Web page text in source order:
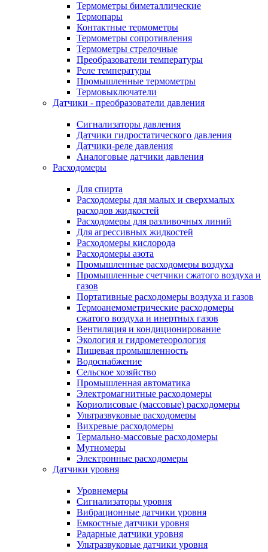
Термометры биметаллические
Термопары
Контактные термометры
Термометры сопротивления
Термометры стрелочные
Преобразователи температуры
Реле температуры
Промышленные термометры
Термовыключатели
Датчики - преобразователи давления
Сигнализаторы давления
Датчики гидростатического давления
Датчики-реле давления
Аналоговые датчики давления
Расходомеры
Для спирта
Расходомеры для малых и сверхмалых
расходов жидкостей
Расходомеры для разливочных линий
Для агрессивных жидкостей
Расходомеры кислорода
Расходомеры азота
Промышленные расходомеры воздуха
Промышленные счетчики сжатого воздуха и
газов
Портативные расходомеры воздуха и газов
Термоанемометрические расходомеры
сжатого воздуха и инертных газов
Вентиляция и кондиционирование
Экология и гидрометеорология
Пищевая промышленность
Водоснабжение
Сельское хозяйство
Промышленная автоматика
Электромагнитные расходомеры
Кориолисовые (массовые) расходомеры
Ультразвуковые расходомеры
Вихревые расходомеры
Термально-массовые расходомеры
Мутномеры
Электронные расходомеры
Датчики уровня
Уровнемеры
Сигнализаторы уровня
Вибрационные датчики уровня
Емкостные датчики уровня
Радарные датчики уровня
Ультразвуковые датчики уровня